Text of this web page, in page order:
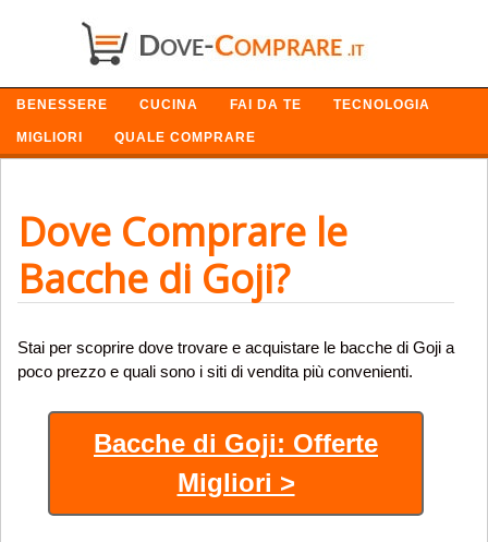
SETTORI
BENESSERE CUCINA FAI DA TE TECNOLOGIA
MIGLIORI QUALE COMPRARE
Dove Comprare le
Bacche di Goji?
Stai per scoprire dove trovare e acquistare le bacche di Goji a
poco prezzo e quali sono i siti di vendita più convenienti.
Bacche di Goji: Offerte
Migliori >